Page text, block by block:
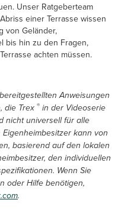
Unser Ratgeberteam
einer Terrasse wissen
von Geländer,
bis hin zu den Fragen,
achten müssen.
Anweisungen
die Trex ® in der Videoserie
nicht universell für alle
kann von
basierend auf den lokalen
den individuellen
Wenn Sie
oder Hilfe benötigen,
.